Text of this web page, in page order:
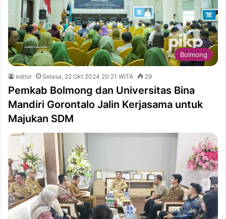
Bolmong
editor Selasa, 22 Okt 2024 20:21 WITA 29
Pemkab Bolmong dan Universitas Bina
Mandiri Gorontalo Jalin Kerjasama untuk
Majukan SDM